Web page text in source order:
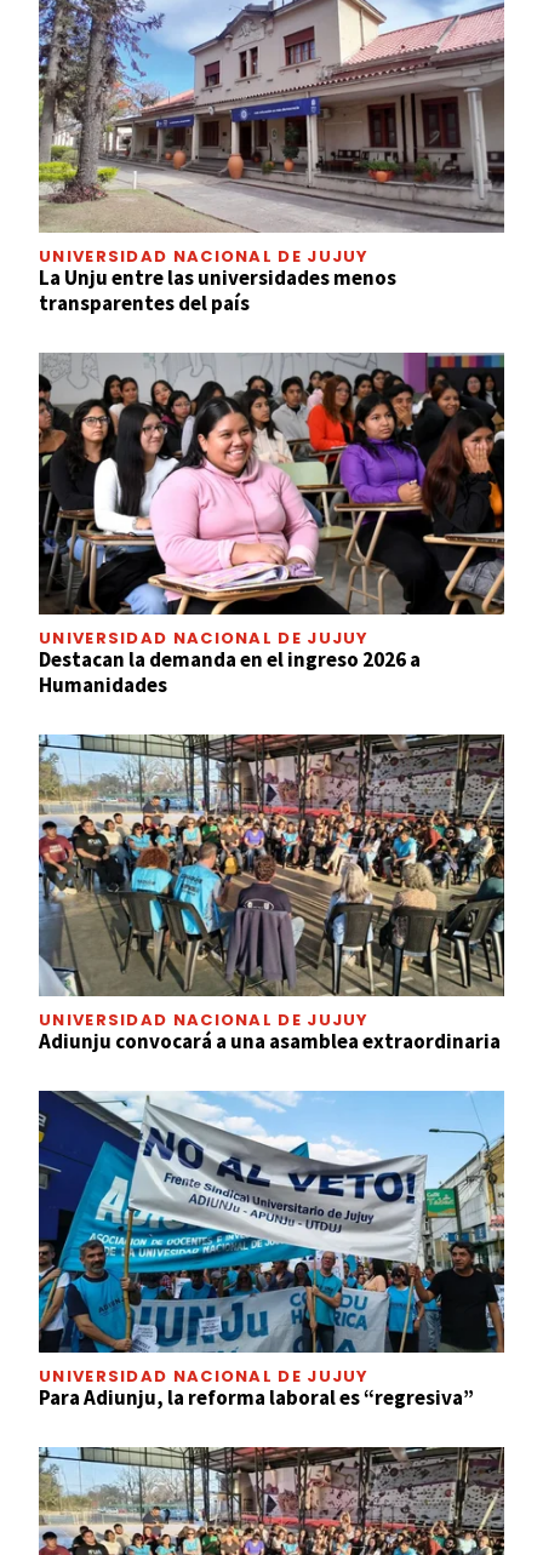
UNIVERSIDAD NACIONAL DE JUJUY
La Unju entre las universidades menos
transparentes del país
UNIVERSIDAD NACIONAL DE JUJUY
Destacan la demanda en el ingreso 2026 a
Humanidades
UNIVERSIDAD NACIONAL DE JUJUY
Adiunju convocará a una asamblea extraordinaria
UNIVERSIDAD NACIONAL DE JUJUY
Para Adiunju, la reforma laboral es “regresiva”